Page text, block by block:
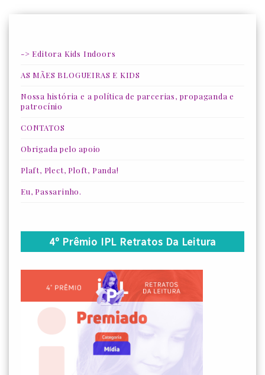
-> Editora Kids Indoors
AS MÃES BLOGUEIRAS E KIDS
Nossa história e a política de parcerias, propaganda e
patrocínio
CONTATOS
Obrigada pelo apoio
Plaft, Plect, Ploft, Panda!
Eu, Passarinho.
4º Prêmio IPL Retratos Da Leitura